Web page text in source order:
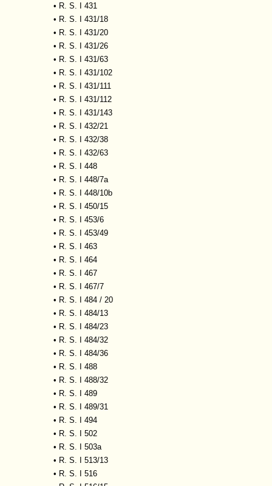
• R. S. I 431
• R. S. I 431/18
• R. S. I 431/20
• R. S. I 431/26
• R. S. I 431/63
• R. S. I 431/102
• R. S. I 431/111
• R. S. I 431/112
• R. S. I 431/143
• R. S. I 432/21
• R. S. I 432/38
• R. S. I 432/63
• R. S. I 448
• R. S. I 448/7a
• R. S. I 448/10b
• R. S. I 450/15
• R. S. I 453/6
• R. S. I 453/49
• R. S. I 463
• R. S. I 464
• R. S. I 467
• R. S. I 467/7
• R. S. I 484 / 20
• R. S. I 484/13
• R. S. I 484/23
• R. S. I 484/32
• R. S. I 484/36
• R. S. I 488
• R. S. I 488/32
• R. S. I 489
• R. S. I 489/31
• R. S. I 494
• R. S. I 502
• R. S. I 503a
• R. S. I 513/13
• R. S. I 516